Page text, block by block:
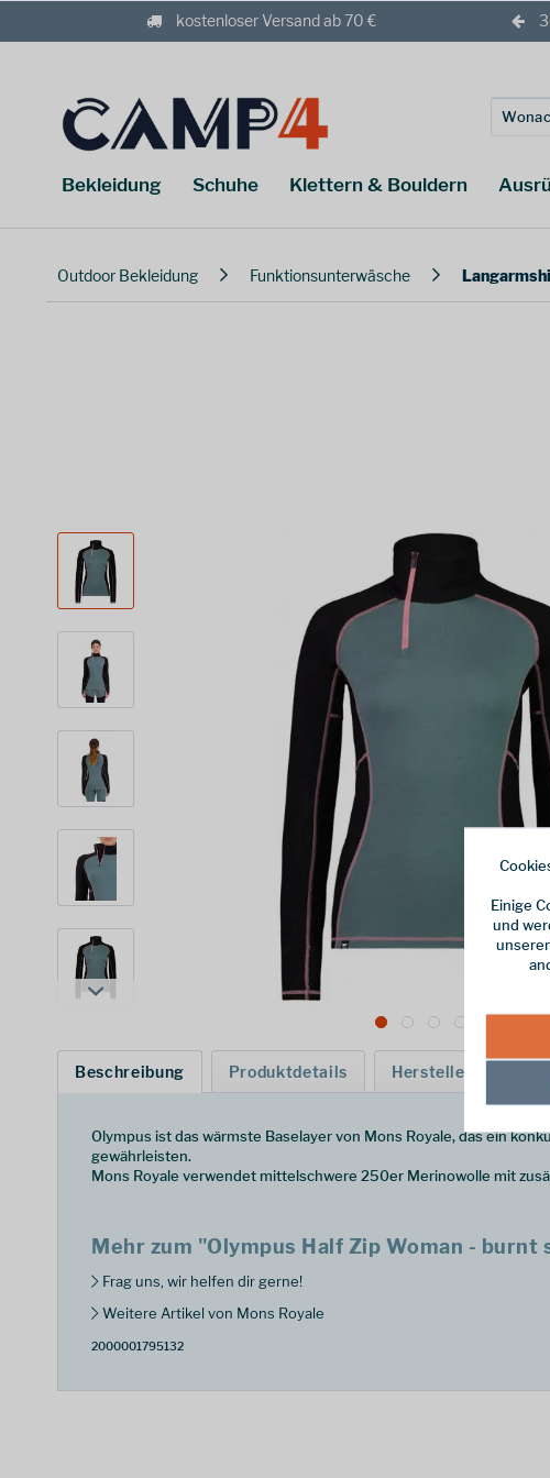
kostenloser Versand ab 70 €
Bekleidung Schuhe Klettern & Bouldern
Outdoor Bekleidung Funktionsunterwäsche
Beschreibung Produktdetails Hersteller
Olympus ist das wärmste Baselayer von Mons Royale, das ein
gewährleisten.
Mons Royale verwendet mittelschwere 250er Merinowolle mit
Mehr zum "Olympus Half Zip Woman - burnt
Frag uns, wir helfen dir gerne!
Weitere Artikel von Mons Royale
2000001795132
Einige
und